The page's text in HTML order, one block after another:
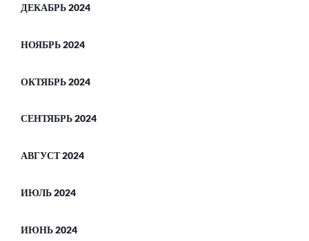
ДЕКАБРЬ 2024
НОЯБРЬ 2024
ОКТЯБРЬ 2024
СЕНТЯБРЬ 2024
АВГУСТ 2024
ИЮЛЬ 2024
ИЮНЬ 2024